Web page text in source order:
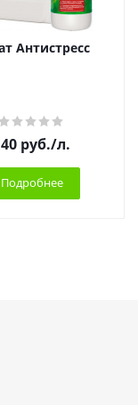
Антистресс
руб./л.
Подробнее